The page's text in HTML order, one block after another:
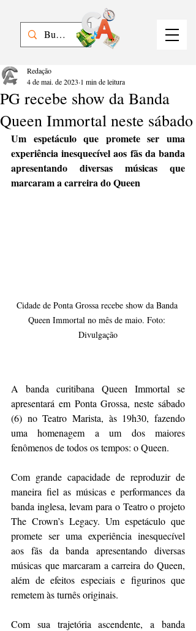
PG recebe show da Banda
Queen Immortal neste sábado
Redação
4 de mai. de 2023 1 min de leitura
Um espetáculo que promete ser uma
experiência inesquecível aos fãs da banda
apresentando diversas músicas que
marcaram a carreira do Queen
Cidade de Ponta Grossa recebe show da Banda
Queen Immortal no mês de maio. Foto:
Divulgação
A banda curitibana Queen Immortal se
apresentará em Ponta Grossa, neste sábado
(6) no Teatro Marista, às 19h30, fazendo
uma homenagem a um dos maiores
fenômenos de todos os tempos: o Queen.
Com grande capacidade de reproduzir de
maneira fiel as músicas e performances da
banda inglesa, levam para o Teatro o projeto
The Crown’s Legacy. Um espetáculo que
promete ser uma experiência inesquecível
aos fãs da banda apresentando diversas
músicas que marcaram a carreira do Queen,
além de efeitos especiais e figurinos que
remetem às turnês originais.
Com sua trajetória ascendente, a banda